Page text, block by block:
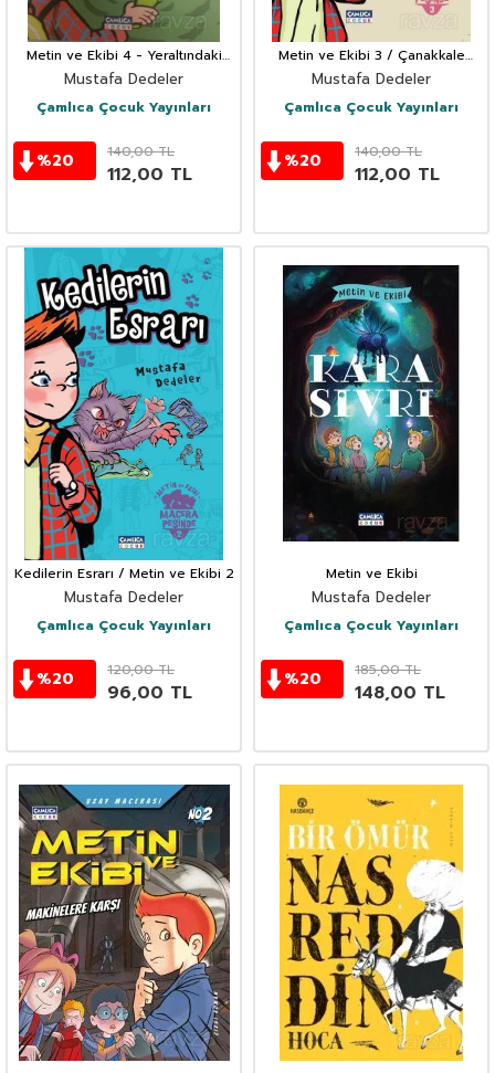
Metin ve Ekibi 4 - Yeraltındaki
Gizli Tarih
Mustafa Dedeler
Çamlıca Çocuk Yayınları
%20 140,00TL
112,00 TL
Metin ve Ekibi 3 / Çanakkale
Hatırası
Mustafa Dedeler
Çamlıca Çocuk Yayınları
%20 140,00TL
112,00 TL
Kedilerin Esrarı / Metin ve Ekibi 2
Mustafa Dedeler
Çamlıca Çocuk Yayınları
%20 120,00TL
96,00 TL
Metin ve Ekibi
Mustafa Dedeler
Çamlıca Çocuk Yayınları
%20 185,00TL
148,00 TL